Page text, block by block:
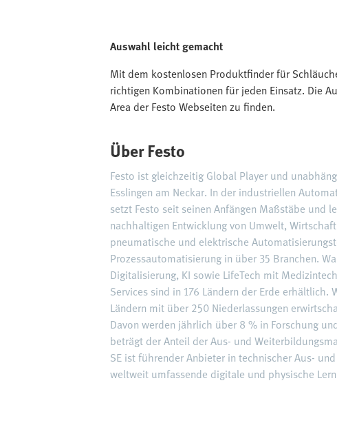
Auswahl leicht gemacht
Mit dem kostenlosen Produktfinder für
richtigen Kombinationen für jeden Einsatz. Die
Area der Festo Webseiten zu finden.
Über Festo
Festo ist gleichzeitig Global Player und
Esslingen am Neckar. In der industriellen
setzt Festo seit seinen Anfängen Maßstäbe und
nachhaltigen Entwicklung von Umwelt,
pneumatische und elektrische
Prozessautomatisierung in über 35 Branchen.
Digitalisierung, KI sowie LifeTech mit
Services sind in 176 Ländern der Erde
Ländern mit über 250 Niederlassungen
Davon werden jährlich über 8 % in Forschung
beträgt der Anteil der Aus- und
SE ist führender Anbieter in technischer Aus-
weltweit umfassende digitale und physische